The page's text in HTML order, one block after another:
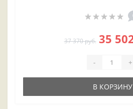
37 370 руб. 35
- +
В КОРЗИНУ